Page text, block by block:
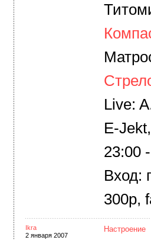
Live:
E-
23:00
Вход:
300р,
Ikra
2 января 2007
Настроение